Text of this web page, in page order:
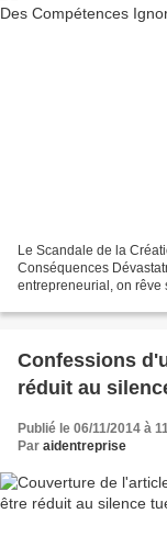
Le Scandale de la
Conséquences
entrepreneurial, on rêve
Confessions
réduit au
Publié le 06/11/2014 à
Par aidentreprise